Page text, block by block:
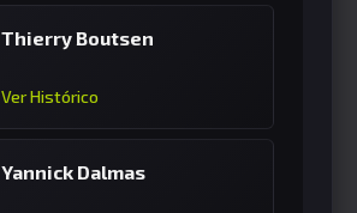
Thierry Boutsen
Ver Histórico
Yannick Dalmas